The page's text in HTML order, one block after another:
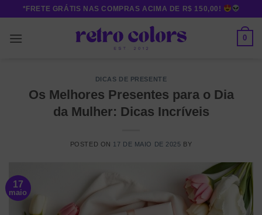
content
*FRETE GRÁTIS NAS COMPRAS ACIMA DE R$ 150,00!
0
DICAS DE PRESENTE
Os Melhores Presentes para o Dia
da Mulher: Dicas Incríveis
POSTED ON 17 DE MAIO DE 2025 BY
17
maio